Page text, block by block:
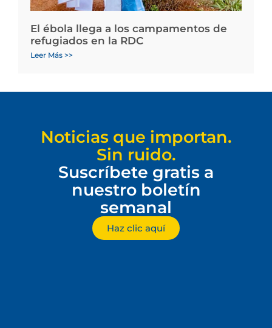
El ébola llega a los campamentos de
refugiados en la RDC
Leer Más >>
Noticias que importan.
Sin ruido.
Suscríbete gratis a
nuestro boletín
semanal
Haz clic aquí